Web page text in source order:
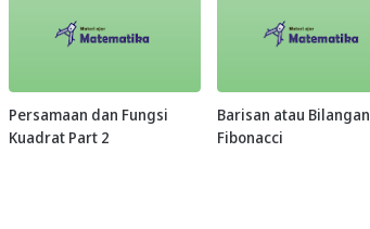
Persamaan dan Fungsi
Kuadrat Part 2
Barisan atau Bilangan
Fibonacci